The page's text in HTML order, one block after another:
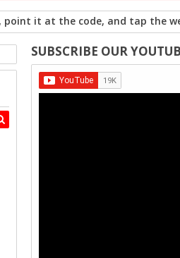
point it at the code, and tap
SUBSCRIBE OUR